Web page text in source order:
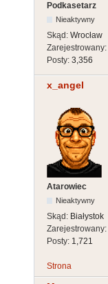
Podkasetarz
Nieaktywny
Skąd: Wrocław
Zarejestrowany:
Posty: 3,356
x_angel
Atarowiec
Nieaktywny
Skąd: Białystok
Zarejestrowany:
Posty: 1,721
Strona